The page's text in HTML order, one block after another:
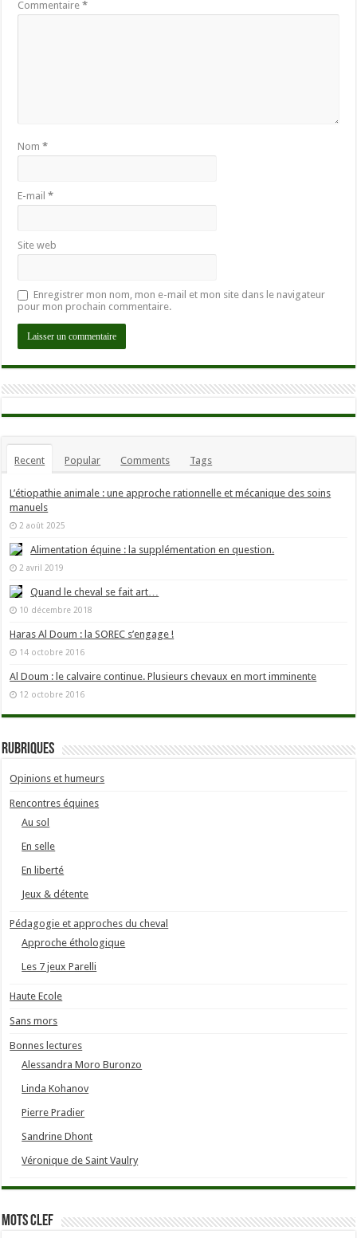
Commentaire*
Nom*
E-mail*
Site web
Enregistrer mon nom, mon e-mail et mon site dans le navigateur
pour mon prochain commentaire.
Recent Popular Comments Tags
L’étiopathie animale : une approche rationnelle et mécanique des soins
manuels
2 août 2025
Alimentation équine : la supplémentation en question.
2 avril 2019
Quand le cheval se fait art…
10 décembre 2018
Haras Al Doum : la SOREC s’engage !
14 octobre 2016
Al Doum : le calvaire continue. Plusieurs chevaux en mort imminente
12 octobre 2016
Rubriques
Opinions et humeurs
Rencontres équines
Au sol
En selle
En liberté
Jeux & détente
Pédagogie et approches du cheval
Approche éthologique
Les 7 jeux Parelli
Haute Ecole
Sans mors
Bonnes lectures
Alessandra Moro Buronzo
Linda Kohanov
Pierre Pradier
Sandrine Dhont
Véronique de Saint Vaulry
Mots clef